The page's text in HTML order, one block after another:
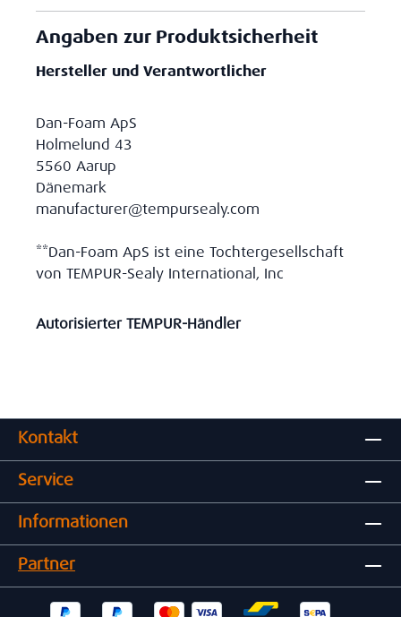
Angaben zur Produktsicherheit
Hersteller und Verantwortlicher
Dan-Foam ApS
Holmelund 43
5560 Aarup
Dänemark
manufacturer@tempursealy.com
**Dan-Foam ApS ist eine Tochtergesellschaft
von TEMPUR-Sealy International, Inc
Autorisierter TEMPUR-Händler
Kontakt
Service
Informationen
Partner